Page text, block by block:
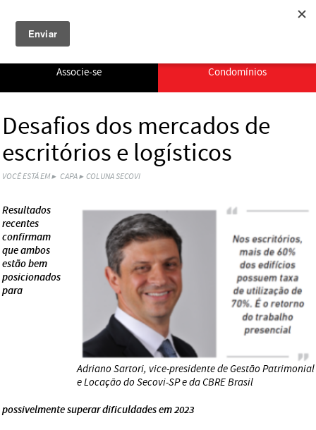
Associe-se Condomínios
Desafios dos mercados de
escritórios e logísticos
VOCÊ ESTÁ EM ▸ CAPA COLUNA SECOVI
Adriano Sartori, vice-presidente de Gestão Patrimonial
e Locação do Secovi-SP e da CBRE Brasil
Resultados
recentes
confirmam
que ambos
estão bem
posicionados
para
possivelmente superar dificuldades em 2023